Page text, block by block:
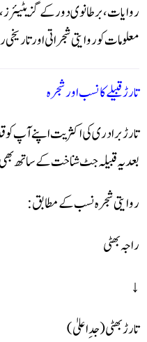
روایات، برطانوی دور کے
معلومات کو روایتی شجراتی اور
تارڑ قبیلے کا نسب اور شجرہ
تارڑ برادری کی اکثریت اپنے آپ
بعد یہ قبیلہ جٹ شناخت کے ساتھ
روایتی شجرہ نسب کے مطابق:
راجہ بھٹی
↓
تارڑ بھٹی (جدِ اعلیٰ)